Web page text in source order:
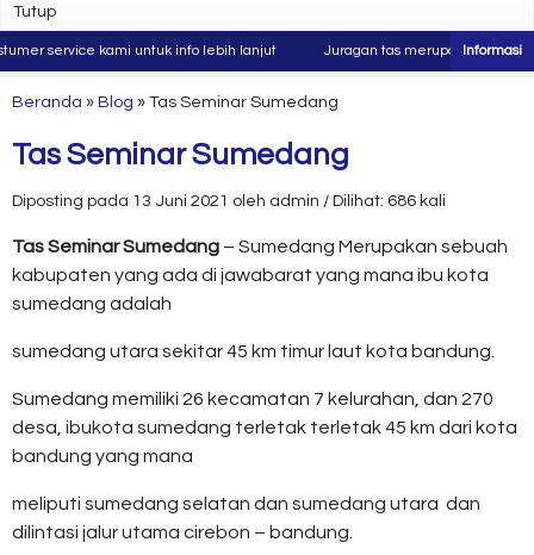
Tutup
service kami untuk info lebih lanjut Juragan tas merupakan produsen
Beranda » Blog » Tas Seminar Sumedang
Tas Seminar Sumedang
Diposting pada 13 Juni 2021 oleh admin / Dilihat: 686 kali
Tas Seminar Sumedang – Sumedang Merupakan sebuah
kabupaten yang ada di jawabarat yang mana ibu kota
sumedang adalah
sumedang utara sekitar 45 km timur laut kota bandung.
Sumedang memiliki 26 kecamatan 7 kelurahan, dan 270
desa, ibukota sumedang terletak terletak 45 km dari kota
bandung yang mana
meliputi sumedang selatan dan sumedang utara dan
dilintasi jalur utama cirebon – bandung.